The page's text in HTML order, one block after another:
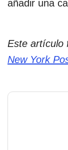
añadir una
Este artículo
New York